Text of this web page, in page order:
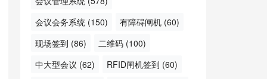
会议会务系统(150) 有障碍闸机(60)
现场签到 (86) 二维码(100)
中大型会议 (62) RFID闸机签到 (60)